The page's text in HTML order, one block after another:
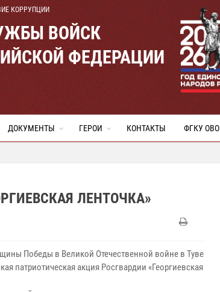
КОРРУПЦИИ
ВОЙСК
ФЕДЕРАЦИИ
ДОКУМЕНТЫ ГЕРОИ КОНТАКТЫ ФГКУ ОВО
ЛЕНТОЧКА»
Победы в Великой Отечественной войне в Туве
патриотическая акция Росгвардии «Георгиевская